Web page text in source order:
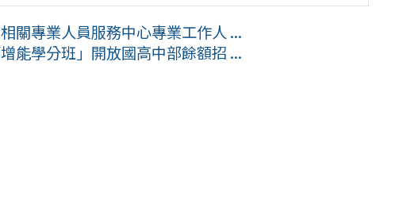
關專業人員服務中心專業工作人 ...
能學分班」開放國高中部餘額招 ...